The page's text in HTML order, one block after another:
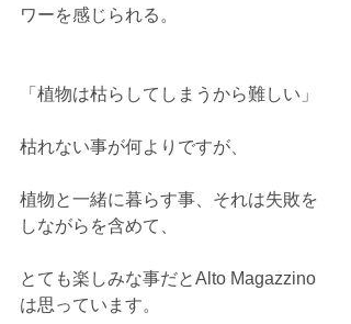
ワーを感じられる。
「植物は枯らしてしまうから難しい」
枯れない事が何よりですが、
植物と一緒に暮らす事、それは失敗を
しながらを含めて、
とても楽しみな事だとAlto Magazzino
は思っています。